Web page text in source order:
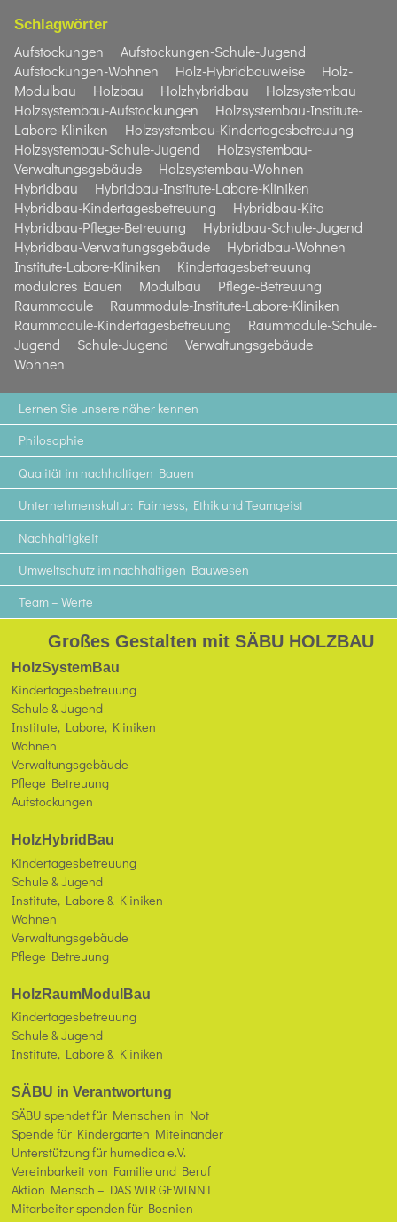
Schlagwörter
Aufstockungen
Aufstockungen-Schule-Jugend
Aufstockungen-Wohnen
Holz-Hybridbauweise
Holz-
Modulbau
Holzbau Holzhybridbau
Holzsystembau
Holzsystembau-Aufstockungen
Holzsystembau-Institute-
Labore-Kliniken
Holzsystembau-Kindertagesbetreuung
Holzsystembau-Schule-Jugend
Holzsystembau-
Verwaltungsgebäude
Holzsystembau-Wohnen
Hybridbau
Hybridbau-Institute-Labore-Kliniken
Hybridbau-Kindertagesbetreuung
Hybridbau-Kita
Hybridbau-Pflege-Betreuung
Hybridbau-Schule-Jugend
Hybridbau-Verwaltungsgebäude
Hybridbau-Wohnen
Institute-Labore-Kliniken
Kindertagesbetreuung
modulares Bauen
Modulbau
Pflege-Betreuung
Raummodule
Raummodule-Institute-Labore-Kliniken
Raummodule-Kindertagesbetreuung
Raummodule-Schule-
Jugend
Schule-Jugend
Verwaltungsgebäude
Wohnen
Lernen Sie unsere näher kennen
Philosophie
Qualität im nachhaltigen Bauen
Unternehmenskultur: Fairness, Ethik und Teamgeist
Nachhaltigkeit
Umweltschutz im nachhaltigen Bauwesen
Team – Werte
Großes Gestalten mit SÄBU HOLZBAU
HolzSystemBau
Kindertagesbetreuung
Schule & Jugend
Institute, Labore, Kliniken
Wohnen
Verwaltungsgebäude
Pflege Betreuung
Aufstockungen
HolzHybridBau
Kindertagesbetreuung
Schule & Jugend
Institute, Labore & Kliniken
Wohnen
Verwaltungsgebäude
Pflege Betreuung
HolzRaumModulBau
Kindertagesbetreuung
Schule & Jugend
Institute, Labore & Kliniken
SÄBU in Verantwortung
SÄBU spendet für Menschen in Not
Spende für Kindergarten Miteinander
Unterstützung für humedica e.V.
Vereinbarkeit von Familie und Beruf
Aktion Mensch – DAS WIR GEWINNT
Mitarbeiter spenden für Bosnien